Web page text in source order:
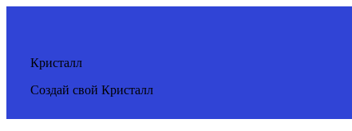
Кристалл
Создай свой Кристалл